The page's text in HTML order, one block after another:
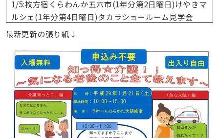
1/5:枚方宿くらわんか五六市(1年分第2日曜日)けやきマ
ルシェ(1年分第4日曜日)タカラショールーム見学会
(1/14)小林幸子コンサート2017バージョン(3/30)枚方
会「枚方市若者しごとマッチングフェスタ」(1/21)
「コミュニケーションを仕事にする！大切なことはな
に？」第8回ひらかたビジネスカフェ(1/22)
12/23:Japanese Modern「襖」〜現代和空間のトータ
ルコーディネート〜(1/5)「謝罪マスター」が贈る、人
生の危機管理講座(2/18)「ソトコト」編集長トークラ
イブ 地域を編集する(2/4)おとなのためのガチで怖い
最新更新の張り紙↓